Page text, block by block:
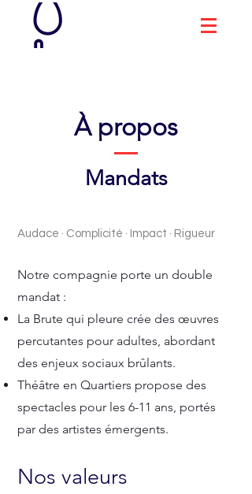
À propos
Mandats
Audace · Complicité · Impact · Rigueur
Notre compagnie porte un double
mandat :
La Brute qui pleure crée des œuvres
percutantes pour adultes, abordant
des enjeux sociaux brûlants.
Théâtre en Quartiers propose des
spectacles pour les 6-11 ans, portés
par des artistes émergents.
Nos valeurs